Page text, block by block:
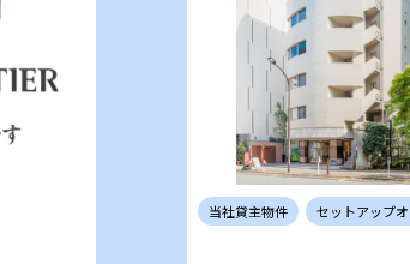
当社貸主物件 セットアップ